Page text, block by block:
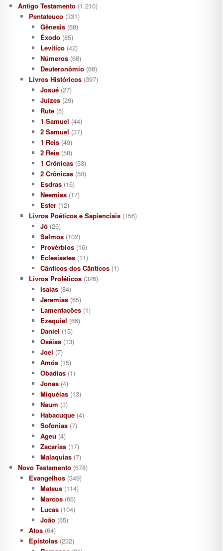
Antigo Testamento(1.210)
Pentateuco (331)
Gênesis(68)
Éxodo(85)
Levítico(42)
Números(68)
Deuteronômio(68)
Livros Históricos (397)
Josué(27)
Juízes(29)
Rute(5)
1 Samuel (44)
2 Samuel (37)
1 Reis(49)
2 Reis(58)
1 Crônicas(53)
2 Crônicas(50)
Esdras(16)
Neemias(17)
Ester(12)
Livros Poéticos e Sapienciais (156)
Jó(26)
Salmos(102)
Provérbios(16)
Eclesiastes(11)
Cânticos dos Cânticos(1)
Livros Proféticos (326)
Isaías(84)
Jeremias(65)
Lamentaçôes(1)
Ezequiel (66)
Daniel (15)
Oséias(13)
Joel (7)
Amós(15)
Obadias(1)
Jonas(4)
Miquéias(13)
Naum (3)
Habacuque(4)
Sofonias(7)
Ageu (4)
Zacarias(17)
Malaquias(7)
Novo Testamento(678)
Evangelhos (349)
Mateus(114)
Marcos(66)
Lucas(104)
João(65)
Atos (64)
Epístolas (232)